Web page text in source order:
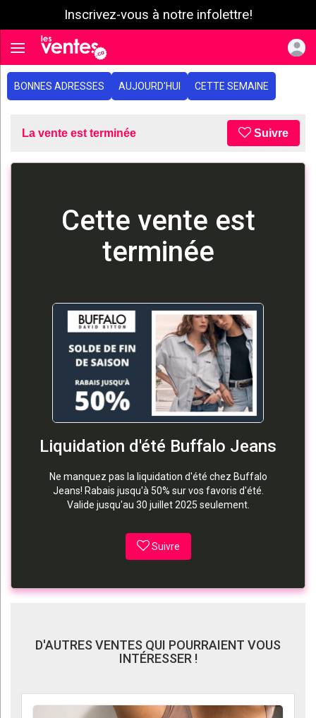
Inscrivez-vous à notre infolettre!
Toggle navigation
BONNES ADRESSES AUJOURD'HUI CETTE SEMAINE
La vente est terminée Suivre
Cette vente est
terminée
Liquidation d'été Buffalo Jeans
Ne manquez pas la liquidation d'été chez Buffalo
Jeans! Rabais jusqu'à 50% sur vos favoris d'été.
Valide jusqu'au 30 juillet 2025 seulement.
Suivre
D'AUTRES VENTES QUI POURRAIENT VOUS
INTÉRESSER !